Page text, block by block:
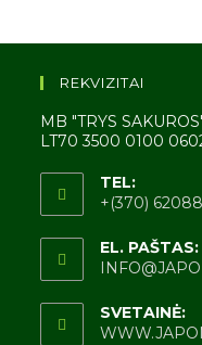
REKVIZITAI
MB "TRYS
LT70 3500 0100
TEL:
+(370)
EL. PAŠTAS:
SVETAINĖ: